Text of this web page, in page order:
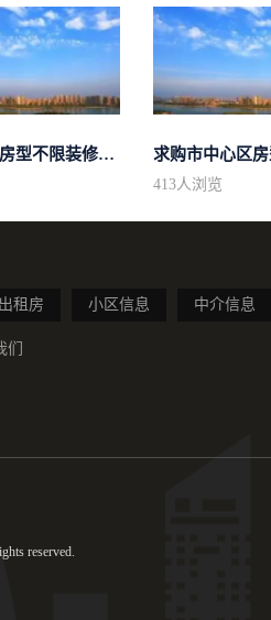
求购东区域房型不限装修不限
413人浏览
出租房 小区信息 中介信息
们
reserved.